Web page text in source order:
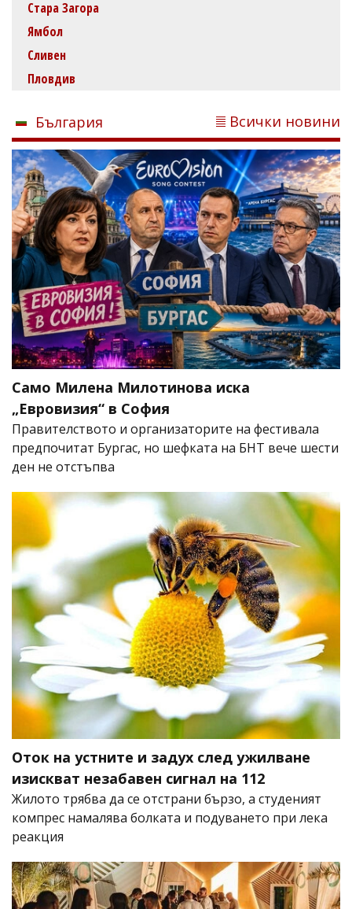
Стара Загора
Ямбол
Сливен
Пловдив
България Всички новини
Само Милена Милотинова иска
„Евровизия“ в София
Правителството и организаторите на фестивала
предпочитат Бургас, но шефката на БНТ вече шести
ден не отстъпва
Оток на устните и задух след ужилване
изискват незабавен сигнал на 112
Жилото трябва да се отстрани бързо, а студеният
компрес намалява болката и подуването при лека
реакция